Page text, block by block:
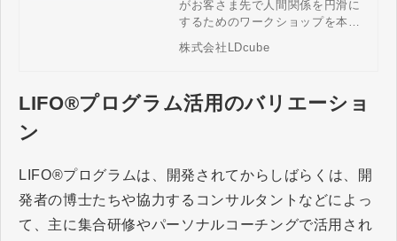
ツ！
がお客さま先で人間関係を円滑に
するためのワークショップを本格
的に展開する前に、考え方が合う
かどうかを確認するために行うワ
わずに分かりやすく誌上講義しま
株式会社LDcube
LIFO®プログラム活用のバリエーショ
ン
LIFO®プログラムは、開発されてからしばらくは、開
発者の博士たちや協力するコンサルタントなどによっ
て、主に集合研修やパーソナルコーチングで活用され